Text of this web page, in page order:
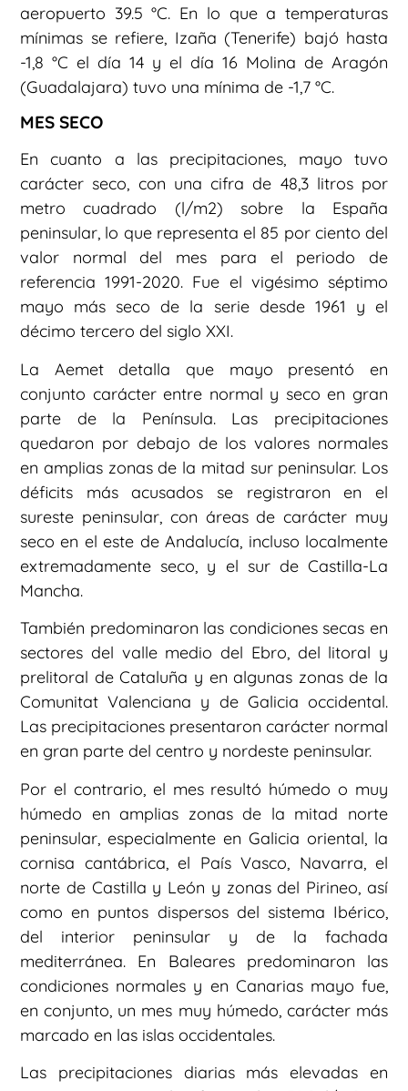
aeropuerto 39.5 °C. En lo que a temperaturas
mínimas se refiere, Izaña (Tenerife) bajó hasta
-1,8 °C el día 14 y el día 16 Molina de Aragón
(Guadalajara) tuvo una mínima de -1,7 °C.
MES SECO
En cuanto a las precipitaciones, mayo tuvo
carácter seco, con una cifra de 48,3 litros por
metro cuadrado (l/m2) sobre la España
peninsular, lo que representa el 85 por ciento del
valor normal del mes para el periodo de
referencia 1991-2020. Fue el vigésimo séptimo
mayo más seco de la serie desde 1961 y el
décimo tercero del siglo XXI.
La Aemet detalla que mayo presentó en
conjunto carácter entre normal y seco en gran
parte de la Península. Las precipitaciones
quedaron por debajo de los valores normales
en amplias zonas de la mitad sur peninsular. Los
déficits más acusados se registraron en el
sureste peninsular, con áreas de carácter muy
seco en el este de Andalucía, incluso localmente
extremadamente seco, y el sur de Castilla-La
Mancha.
También predominaron las condiciones secas en
sectores del valle medio del Ebro, del litoral y
prelitoral de Cataluña y en algunas zonas de la
Comunitat Valenciana y de Galicia occidental.
Las precipitaciones presentaron carácter normal
en gran parte del centro y nordeste peninsular.
Por el contrario, el mes resultó húmedo o muy
húmedo en amplias zonas de la mitad norte
peninsular, especialmente en Galicia oriental, la
cornisa cantábrica, el País Vasco, Navarra, el
norte de Castilla y León y zonas del Pirineo, así
como en puntos dispersos del sistema Ibérico,
del interior peninsular y de la fachada
mediterránea. En Baleares predominaron las
condiciones normales y en Canarias mayo fue,
en conjunto, un mes muy húmedo, carácter más
marcado en las islas occidentales.
Las precipitaciones diarias más elevadas en